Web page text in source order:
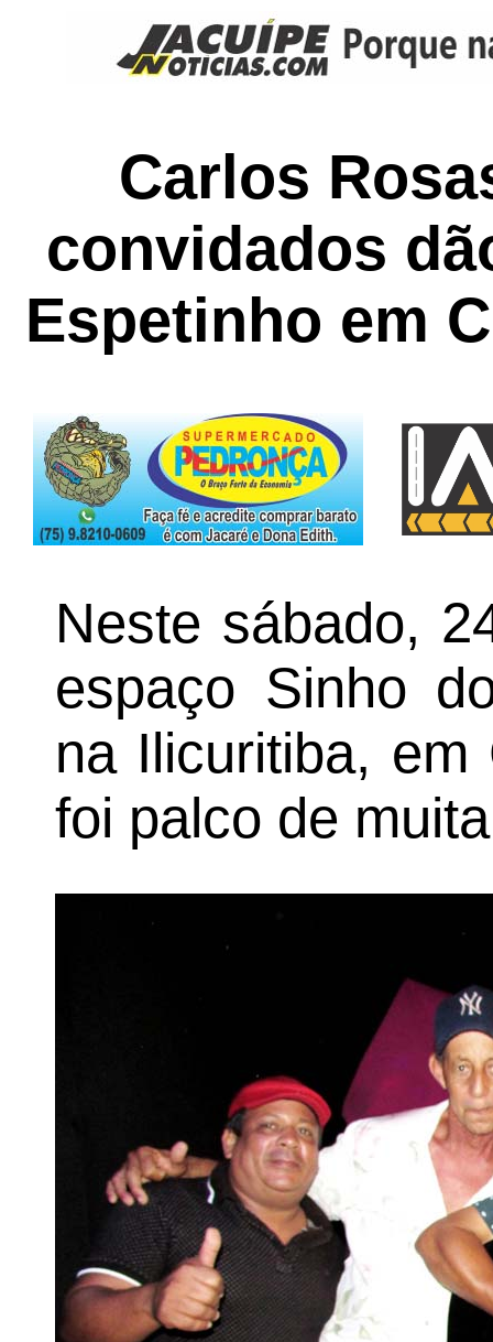
Carlos
convidados
Espetinho em
Neste sábado,
espaço Sinho
na Ilicuritiba,
foi palco de